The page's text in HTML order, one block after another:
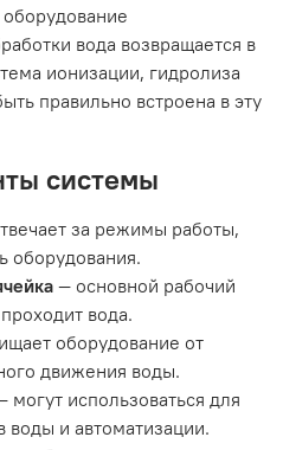
оборудование
вода возвращается в
ионизации, гидролиза
правильно встроена в эту
системы
за режимы работы,
оборудования.
— основной рабочий
вода.
оборудование от
движения воды.
могут использоваться для
воды и автоматизации.